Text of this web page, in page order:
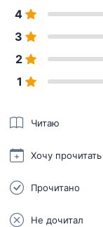
4
3
2
1
Читаю
Хочу прочитать
Прочитано
Не дочитал